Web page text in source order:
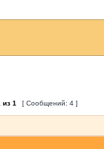
из 1 [ Сообщений: 4 ]